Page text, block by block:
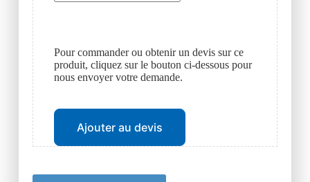
Pour commander ou obtenir un devis sur ce
produit, cliquez sur le bouton ci-dessous pour
nous envoyer votre demande.
Ajouter au devis